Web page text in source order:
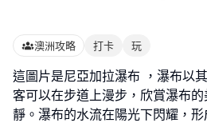
澳洲攻略 打卡 玩
這圖片是尼亞加拉瀑布 ，瀑布以
客可以在步道上漫步，欣賞瀑布
靜。瀑布的水流在陽光下閃耀，